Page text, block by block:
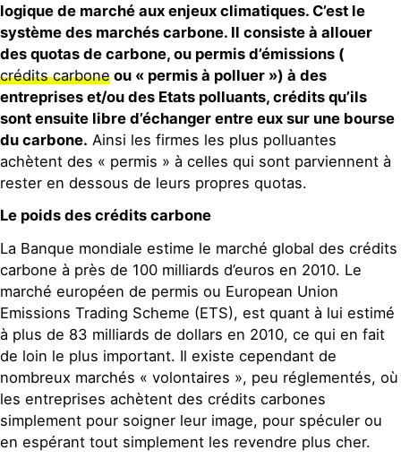
logique de marché aux enjeux climatiques. C’est le
système des marchés carbone. Il consiste à allouer
des quotas de carbone, ou permis d’émissions (
crédits carbone ou « permis à polluer ») à des
entreprises et/ou des Etats polluants, crédits qu’ils
sont ensuite libre d’échanger entre eux sur une bourse
du carbone. Ainsi les firmes les plus polluantes
achètent des « permis » à celles qui sont parviennent à
rester en dessous de leurs propres quotas.
Le poids des crédits carbone
La Banque mondiale estime le marché global des crédits
carbone à près de 100 milliards d’euros en 2010. Le
marché européen de permis ou European Union
Emissions Trading Scheme (ETS), est quant à lui estimé
à plus de 83 milliards de dollars en 2010, ce qui en fait
de loin le plus important. Il existe cependant de
nombreux marchés « volontaires », peu réglementés, où
les entreprises achètent des crédits carbones
simplement pour soigner leur image, pour spéculer ou
en espérant tout simplement les revendre plus cher.